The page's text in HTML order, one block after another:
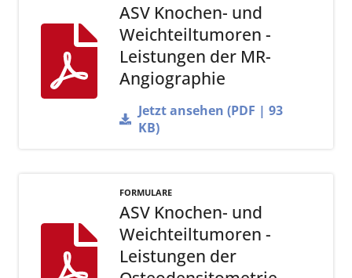
ASV Knochen- und
Weichteiltumoren -
Leistungen der MR-
Angiographie
Jetzt ansehen (PDF | 93
KB)
FORMULARE
ASV Knochen- und
Weichteiltumoren -
Leistungen der